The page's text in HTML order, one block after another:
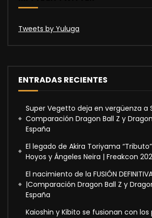
Tweets by Yuluga
ENTRADAS RECIENTES
Super Vegetto deja en vergüenza a
Comparación Dragon Ball Z y
España
El legado de Akira Toriyama
Hoyos y Ángeles Neira | Freakcon
El nacimiento de la FUSIÓN
|Comparación Dragon Ball Z y
España
Kaioshin y Kibito se fusionan con los